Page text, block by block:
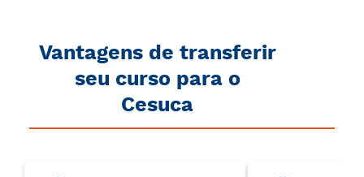
Vantagens de transferir
seu curso para o
Cesuca